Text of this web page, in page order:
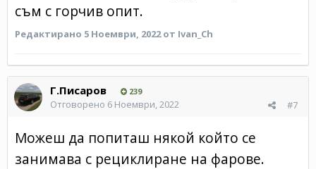
съм с горчив опит.
Редактирано 5 Ноември, 2022от Ivan_Ch
Г.Писаров 239
#7
Отговорено 6 Ноември, 2022
Можеш да попиташ някой който се
занимава с рециклиране на фарове.